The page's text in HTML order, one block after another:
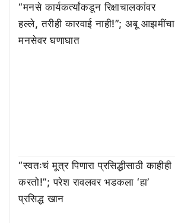
“मनसे कार्यकर्त्यांकडून रिक्षाचालकांवर
हल्ले, तरीही कारवाई नाही!”; अबू आझमींचा
मनसेवर घणाघात
“स्वतःचं मूत्र पिणारा प्रसिद्धीसाठी काहीही
करतो!”; परेश रावलवर भडकला ‘हा’
प्रसिद्ध खान